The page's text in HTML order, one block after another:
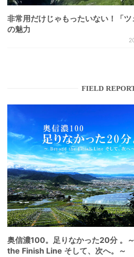
非常用だけじゃもったいない！「ツ
の魅力
FIELD
奥信濃100。足りなかった20分 。
the Finish Line そして、次へ。～